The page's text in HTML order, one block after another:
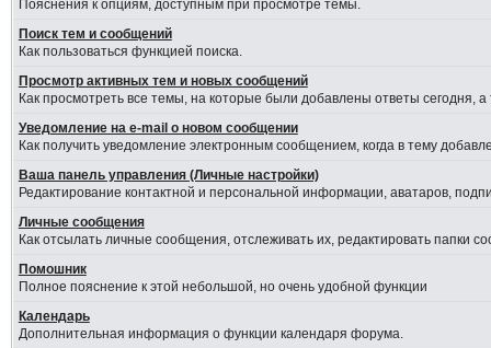
Пояснения к опциям, доступным при просмотре темы.
Поиск тем и сообщений
Как пользоваться функцией поиска.
Просмотр активных тем и новых сообщений
Как просмотреть все темы, на которые были добавлены ответы сегодня,
Уведомление на е-mail о новом сообщении
Как получить уведомление электронным сообщением, когда в тему
Ваша панель управления (Личные настройки)
Редактирование контактной и персональной информации, аватаров,
Личные сообщения
Как отсылать личные сообщения, отслеживать их, редактировать папки
Помошник
Полное пояснение к этой небольшой, но очень удобной функции
Календарь
Дополнительная информация о функции календаря форума.